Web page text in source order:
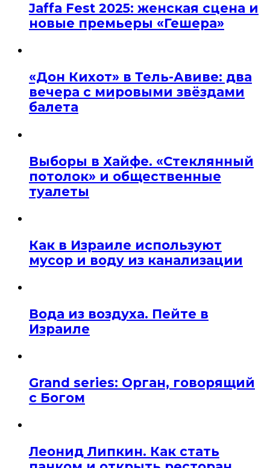
Jaffa Fest 2025: женская сцена и
новые премьеры «Гешера»
«Дон Кихот» в Тель-Авиве: два
вечера с мировыми звёздами
балета
Выборы в Хайфе. «Стеклянный
потолок» и общественные
туалеты
Как в Израиле используют
мусор и воду из канализации
Вода из воздуха. Пейте в
Израиле
Grand series: Орган, говорящий
с Богом
Леонид Липкин. Как стать